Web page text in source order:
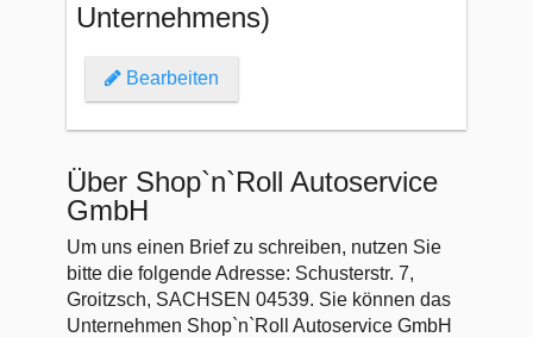
Unternehmens)
Bearbeiten
Über Shop`n`Roll Autoservice
GmbH
Um uns einen Brief zu schreiben, nutzen Sie
bitte die folgende Adresse: Schusterstr. 7,
Groitzsch, SACHSEN 04539. Sie können das
Unternehmen Shop`n`Roll Autoservice GmbH